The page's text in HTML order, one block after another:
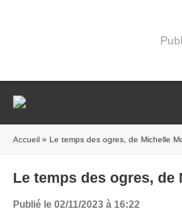
Accueil » Le temps des ogres, de Michelle
Le temps des ogres,
Publié le 02/11/2023 à 16:22